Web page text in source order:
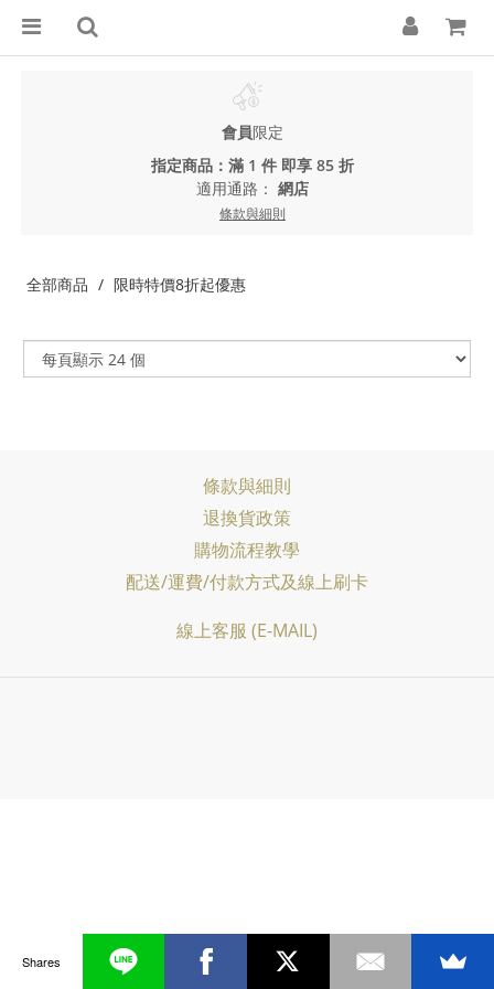
會員限定
指定商品：滿 1 件 即享 85 折
適用通路： 網店
條款與細則
全部商品 限時特價8折起優惠
條款與細則
退換貨政策
購物流程教學
配送/運費/付款方式及線上刷卡
線上客服 (E-MAIL)
Shares